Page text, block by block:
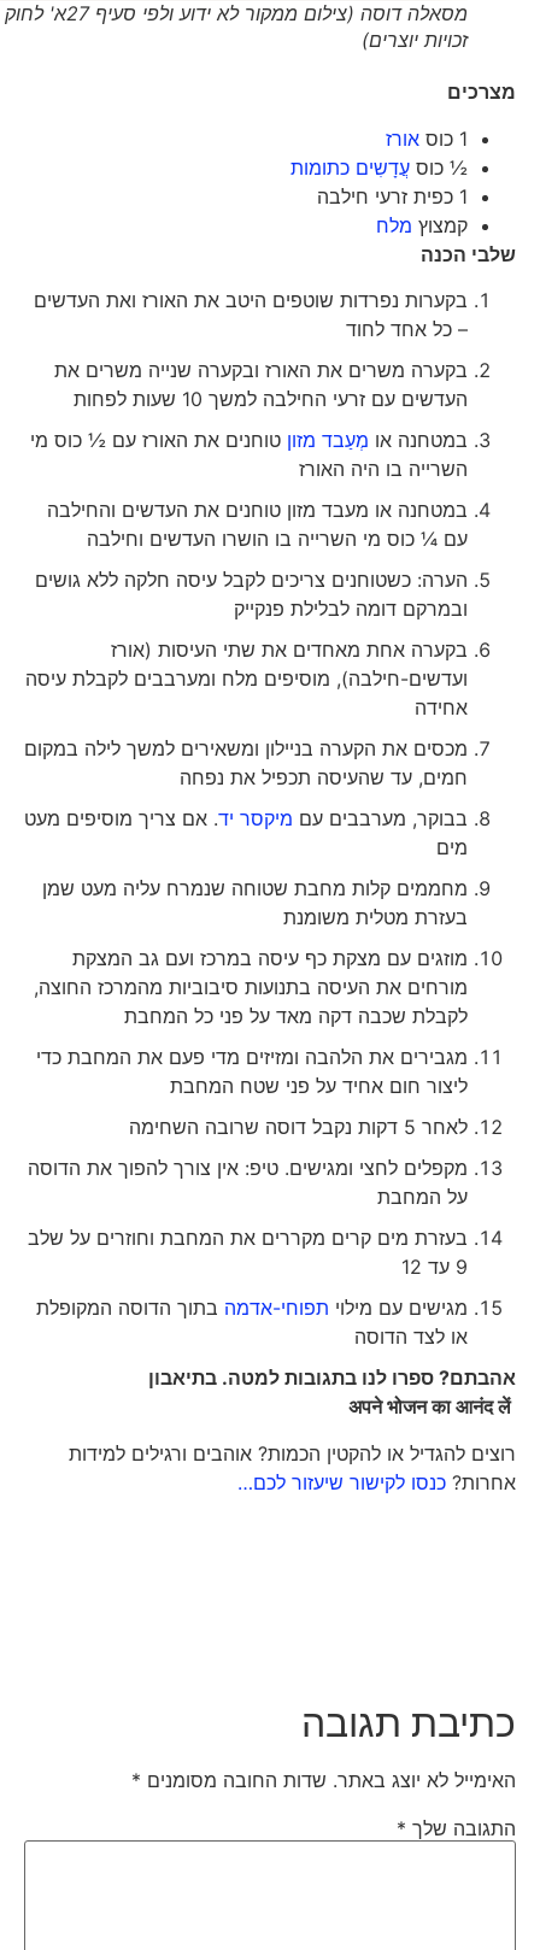
מסאלה דוסה (צילום ממקור לא ידוע ולפי סעיף 27א' לחוק
זכויות יוצרים)
מצרכים
1 כוס
אורז
½ כוסעֲדָשִים כתומות
1 כפית זרעי חילבה
קמצוץמלח
שלבי הכנה
בקערות נפרדות שוטפים היטב את האורז ואת העדשים
– כל אחד לחוד
בקערה משרים את האורז ובקערה שנייה משרים את
העדשים עם זרעי החילבה למשך 10 שעות לפחות
במטחנה או מְעַבד מזוןטוחנים את האורז עם ½ כוס מי
השרייה בו היה האורז
במטחנה או מעבד מזון טוחנים את העדשים והחילבה
עם ¼ כוס מי השרייה בו הושרו העדשים וחילבה
הערה: כשטוחנים צריכים לקבל עיסה חלקה ללא גושים
ובמרקם דומה לבלילת פנקייק
בקערה אחת מאחדים את שתי העיסות (אורז
ועדשים-חילבה), מוסיפים מלח ומערבבים לקבלת עיסה
אחידה
מכסים את הקערה בניילון ומשאירים למשך לילה במקום
חמים, עד שהעיסה תכפיל את נפחה
בבוקר, מערבבים עםמיקסר יד. אם צריך מוסיפים מעט
מים
מחממים קלות מחבת שטוחה שנמרח עליה מעט שמן
בעזרת מטלית משומנת
מוזגים עם מצקת כף עיסה במרכז ועם גב המצקת
מורחים את העיסה בתנועות סיבוביות מהמרכז החוצה,
לקבלת שכבה דקה מאד על פני כל המחבת
מגבירים את הלהבה ומזיזים מדי פעם את המחבת כדי
ליצור חום אחיד על פני שטח המחבת
לאחר 5 דקות נקבל דוסה שרובה השחימה
מקפלים לחצי ומגישים. טיפ: אין צורך להפוך את הדוסה
על המחבת
בעזרת מים קרים מקררים את המחבת וחוזרים על שלב
מגישים עם מילויתפוחי-אדמהבתוך הדוסה המקופלת
או לצד הדוסה
אהבתם? ספרו לנו בתגובות למטה. בתיאבון
अपने भोजन का आनंद
רוצים להגדיל או להקטין הכמות? אוהבים ורגילים למידות
אחרות?כנסו לקישור שיעזור לכם…
כתיבת תגובה
האימייל לא יוצג באתר. שדות החובה מסומנים*
התגובה שלך*